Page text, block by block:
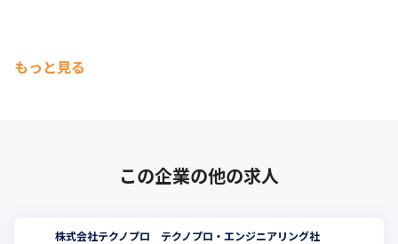
もっと見る
この企業の他の求人
株式会社テクノプロ テクノプロ・エンジニアリング社